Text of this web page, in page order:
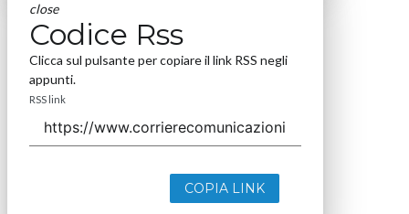
close
Codice Rss
Clicca sul pulsante per copiare il link RSS negli
appunti.
RSS link
COPIA LINK